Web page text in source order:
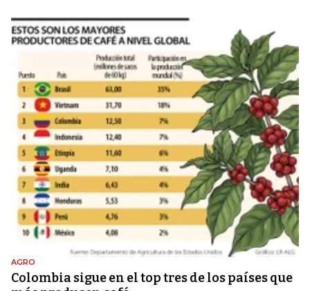
AGRO
Colombia sigue en el top tres de los países que